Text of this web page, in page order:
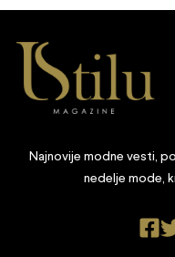
Najnovije modne vesti,
nedelje mode,